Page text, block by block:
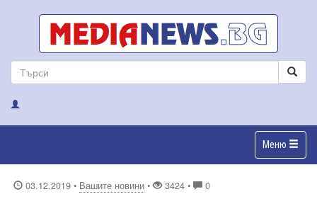
Меню
03.12.2019 • Вашите новини • 3424 • 0